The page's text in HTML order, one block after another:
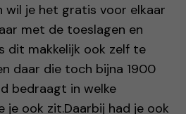
wil je het gratis voor elkaar
met de toeslagen en
dit makkelijk ook zelf te
daar die toch bijna 1900
bedraagt in welke
je ook zit.Daarbij had je ook